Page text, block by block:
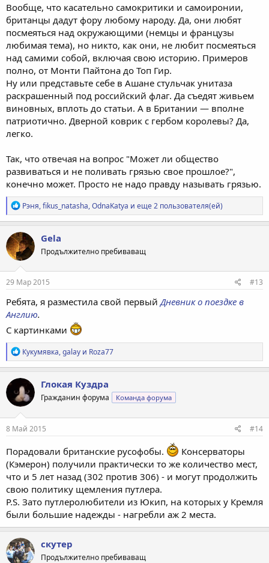
Вообще, что касательно самокритики и самоиронии,
британцы дадут фору любому народу. Да, они любят
посмеяться над окружающими (немцы и французы
любимая тема), но никто, как они, не любит посмеяться
над самими собой, включая свою историю. Примеров
полно, от Монти Пайтона до Топ Гир.
Ну или представьте себе в Ашане стульчак унитаза
раскрашенный под российский флаг. Да съедят живьем
виновных, вплоть до статьи. А в Британии — вполне
патриотично. Дверной коврик с гербом королевы? Да,
легко.
Так, что отвечая на вопрос "Может ли общество
развиваться и не поливать грязью свое прошлое?",
конечно может. Просто не надо правду называть грязью.
Р
е
а
к
ц
и
и
:
Рэня,fikus_natasha,OdnaKatya и еще 2 пользователя(ей)
Gela
Продължително пребиваващ
29 Мар 2015 #13
Ребята, я разместила свой первыйДневник о поездке в
Англию.
С картинками
Р
е
а
к
ц
и
и
:
Кукумявка,galay и Roza77
Глокая Куздра
Гражданин форума Команда форума
8 Май 2015 #14
Порадовали британские русофобы.
Консерваторы
(Кэмерон) получили практически то же количество мест,
что и 5 лет назад (302 против 306) - и могут продолжить
свою политику щемления путлера.
P.S. Зато путлеролюбители из Юкип, на которых у Кремля
были большие надежды - нагребли аж 2 места.
скутер
Продължително пребиваващ